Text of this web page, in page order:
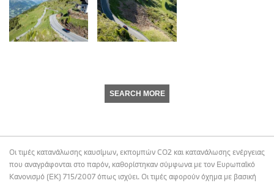
SEARCH MORE
Οι τιμές κατανάλωσης καυσίμων, εκπομπών CO2 και κατανάλωσης ενέργειας
που αναγράφονται στο παρόν, καθορίστηκαν σύμφωνα με τον Ευρωπαϊκό
Κανονισμό (ΕΚ) 715/2007 όπως ισχύει. Οι τιμές αφορούν όχημα με βασική